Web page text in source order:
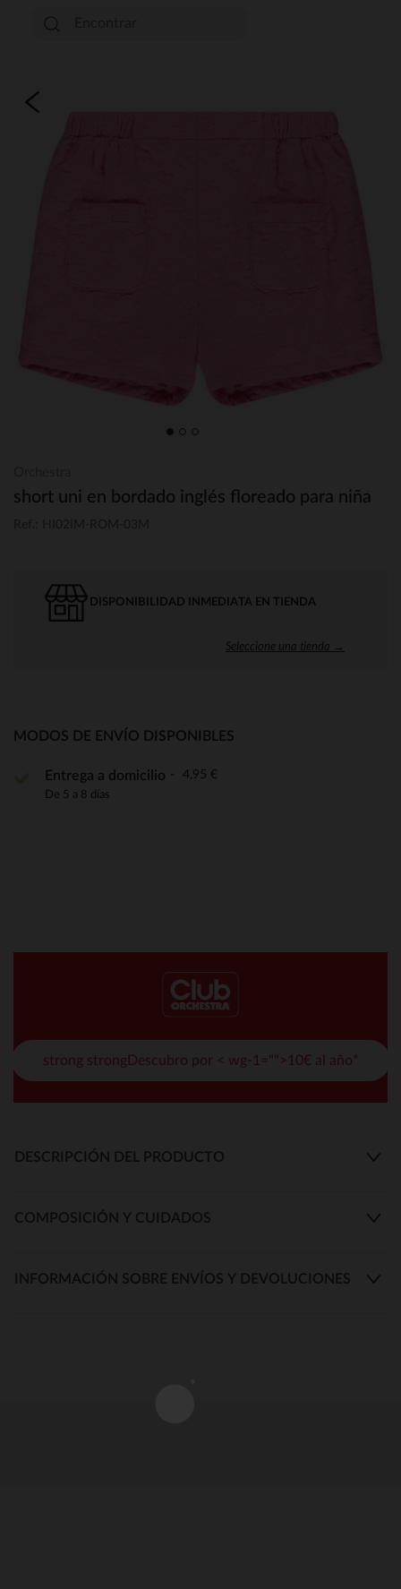
short uni en bordado inglés floreado para niña
DISPONIBILIDAD INMEDIATA EN TIENDA
Seleccione una tienda →
MODOS DE ENVÍO DISPONIBLES
Entrega a domicilio 4,95 €
De 5 a 8 días
strong strongDescubro por < wg-1="">10€ al año*
DESCRIPCIÓN DEL PRODUCTO
COMPOSICIÓN Y CUIDADOS
INFORMACIÓN SOBRE ENVÍOS Y DEVOLUCIONES